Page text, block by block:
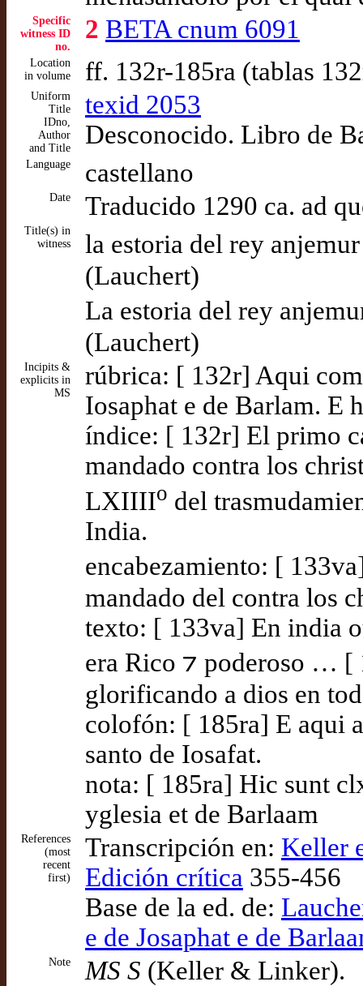
Specific
witness ID
no.
2 BETA cnum 6091
Location
in volume
ff. 132r-185ra (tablas
Uniform
Title
IDno,
Author
and Title
texid 2053
Desconocido. Libro de
Language castellano
Date Traducido 1290 ca. ad
Title(s) in
witness
la estoria del rey
(Lauchert)
La estoria del rey
(Lauchert)
Incipits &
explicits in
MS
rúbrica: [ 132r] Aqui
Iosaphat e de Barlam. E
índice: [ 132r] El primo
mandado contra los
LXIIIIo del
India.
encabezamiento: [
mandado del contra los
texto: [ 133va] En india
era Rico ⁊ poderoso …
glorificando a dios en
colofón: [ 185ra] E aqui
santo de Iosafat.
nota: [ 185ra] Hic sunt
yglesia et de Barlaam
References
(most
recent
first)
Transcripción en: Keller
Edición crítica 355-456
Base de la ed. de:
e de Josaphat e de
Note MS S (Keller & Linker).